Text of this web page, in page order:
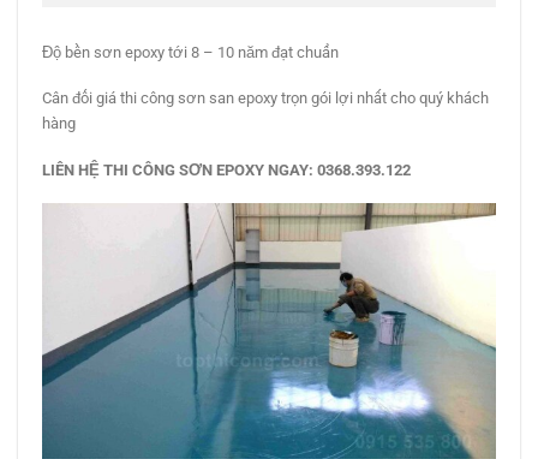
Độ bền sơn epoxy tới 8 – 10 năm đạt chuẩn
Cân đối giá thi công sơn san epoxy trọn gói lợi nhất cho quý khách
hàng
LIÊN HỆ THI CÔNG SƠN EPOXY NGAY: 0368.393.122